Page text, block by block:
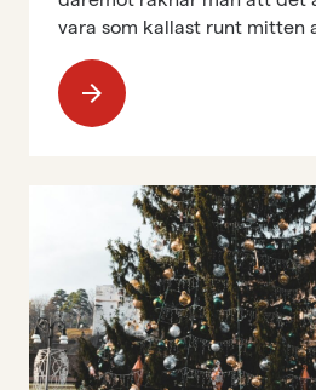
vara som kallast runt mitten
arrow_forward